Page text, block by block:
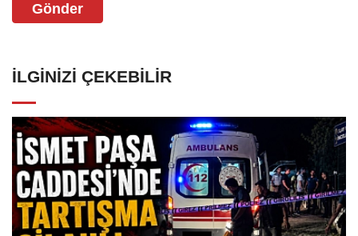
Gönder
İLGINIZI ÇEKEBILIR